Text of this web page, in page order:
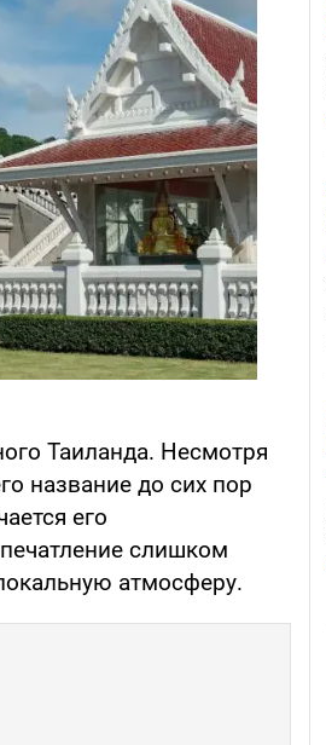
Таиланда. Несмотря
название до сих пор
его
слишком
атмосферу.